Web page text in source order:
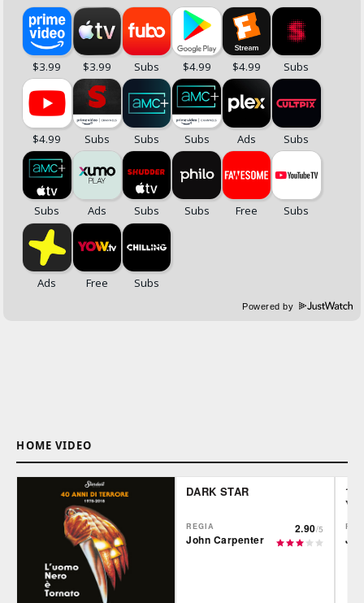
Powered by
HOME VIDEO
DARK STAR
REGIA
John Carpenter
2.90/5